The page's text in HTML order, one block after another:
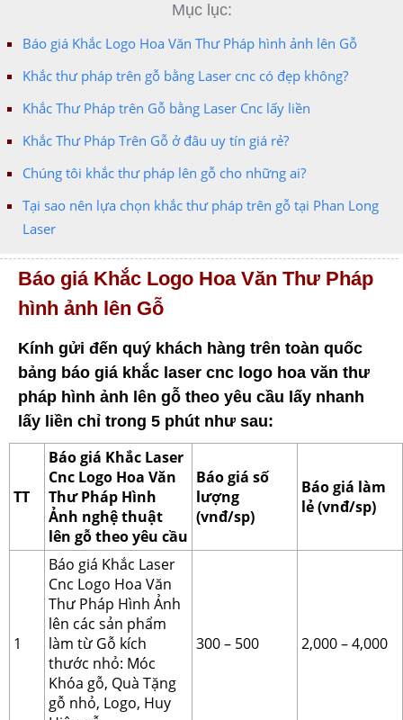
Mục lục:
Báo giá Khắc Logo Hoa Văn Thư Pháp hình ảnh lên Gỗ
Khắc thư pháp trên gỗ bằng Laser cnc có đẹp không?
Khắc Thư Pháp trên Gỗ bằng Laser Cnc lấy liền
Khắc Thư Pháp Trên Gỗ ở đâu uy tín giá rẻ?
Chúng tôi khắc thư pháp lên gỗ cho những ai?
Tại sao nên lựa chọn khắc thư pháp trên gỗ tại Phan Long
Laser
Báo giá Khắc Logo Hoa Văn Thư Pháp
hình ảnh lên Gỗ
Kính gửi đến quý khách hàng trên toàn quốc
bảng báo giá khắc laser cnc logo hoa văn thư
pháp hình ảnh lên gỗ theo yêu cầu lấy nhanh
lấy liền chỉ trong 5 phút như sau:
TT
Báo giá Khắc Laser
Cnc Logo Hoa Văn
Thư Pháp Hình
Ảnh nghệ thuật
lên gỗ theo yêu cầu
Báo giá số
lượng
(vnđ/sp)
Báo giá làm
lẻ (vnđ/sp)
1
Báo giá Khắc Laser
Cnc Logo Hoa Văn
Thư Pháp Hình Ảnh
lên các sản phẩm
làm từ Gỗ kích
thước nhỏ: Móc
Khóa gỗ, Quà Tặng
gỗ nhỏ, Logo, Huy
300 – 500 2,000 – 4,000